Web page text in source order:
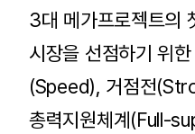
3대 메가프로젝트의
시장을 선점하기 위
(Speed), 거점전
총력지원체계(Full-